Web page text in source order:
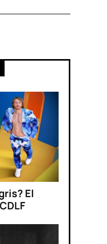
El